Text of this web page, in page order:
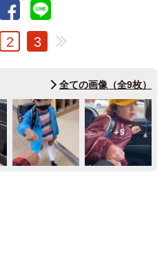
2 3
全ての画像（全9枚）
5